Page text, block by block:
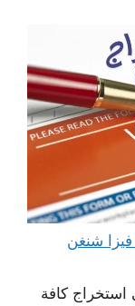
مكتب استخراج فيزا شنغن 98951133 فيزا شنغن
كافة